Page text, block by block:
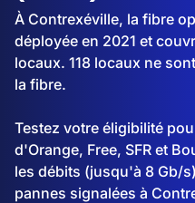
À Contrexéville, la fibre
déployée en 2021 et
locaux. 118 locaux ne
la fibre.
Testez votre éligibilité
d'Orange, Free, SFR et
les débits (jusqu'à 8 Gb/
pannes signalées à